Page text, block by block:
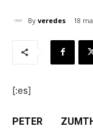
By veredes 18
[:es]
PETER